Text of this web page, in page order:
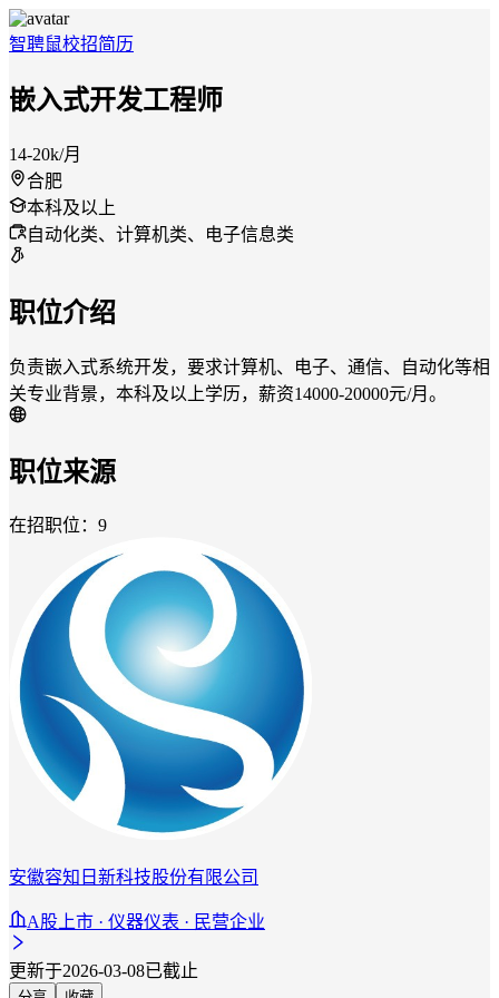
智聘鼠校招简历
嵌入式开发工程师
14-20k/月
合肥
本科及以上
自动化类、计算机类、电子信息类
职位介绍
负责嵌入式系统开发，要求计算机、电子、通信、自动化等相
关专业背景，本科及以上学历，薪资14000-20000元/月。
职位来源
在招职位：9
安徽容知日新科技股份有限公司
A股上市 · 仪器仪表 · 民营企业
更新于2026-03-08已截止